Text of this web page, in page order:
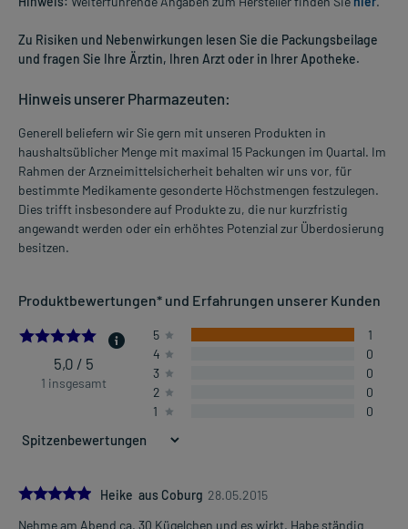
Zu Risiken und Nebenwirkungen lesen Sie die Packungsbeilage
und fragen Sie Ihre Ärztin, Ihren Arzt oder in Ihrer Apotheke.
Hinweis unserer Pharmazeuten:
Generell beliefern wir Sie gern mit unseren Produkten in
haushaltsüblicher Menge mit maximal 15 Packungen im Quartal. Im
Rahmen der Arzneimittelsicherheit behalten wir uns vor, für
bestimmte Medikamente gesonderte Höchstmengen festzulegen.
Dies trifft insbesondere auf Produkte zu, die nur kurzfristig
angewandt werden oder ein erhöhtes Potenzial zur Überdosierung
besitzen.
Produktbewertungen* und Erfahrungen unserer Kunden
5.0
5,0 / 5
1 insgesamt
5
1
4
0
3
0
2
0
1
0
5.0
Heike aus Coburg 28.05.2015
Nehme am Abend ca. 30 Kügelchen und es wirkt. Habe ständig